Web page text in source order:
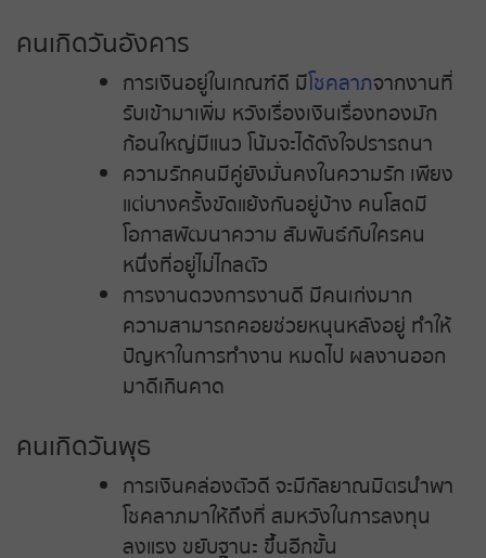
คนเกิดวันอังคาร
การเงินอยู่ในเกณฑ์ดี มีโชคลาภจากงานที่
รับเข้ามาเพิ่ม หวังเรื่องเงินเรื่องทองมัก
ก้อนใหญ่มีแนว โน้มจะได้ดังใจปรารถนา
ความรักคนมีคู่ยังมั่นคงในความรัก เพียง
แต่บางครั้งขัดแย้งกันอยู่บ้าง คนโสดมี
โอกาสพัฒนาความ สัมพันธ์กับใครคน
หนึ่งที่อยู่ไม่ไกลตัว
การงานดวงการงานดี มีคนเก่งมาก
ความสามารถคอยช่วยหนุนหลังอยู่ ทำให้
ปัญหาในการทำงาน หมดไป ผลงานออก
มาดีเกินคาด
คนเกิดวันพุธ
การเงินคล่องตัวดี จะมีกัลยาณมิตรนำพา
โชคลาภมาให้ถึงที่ สมหวังในการลงทุน
ลงแรง ขยับฐานะ ขึ้นอีกขั้น